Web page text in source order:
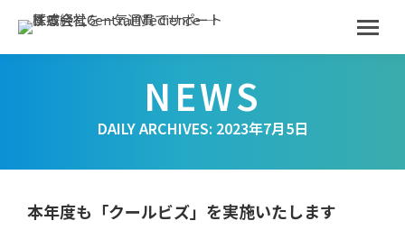
DAILY ARCHIVES: 2023年7月5日
本年度も「クールビズ」を実施いたします